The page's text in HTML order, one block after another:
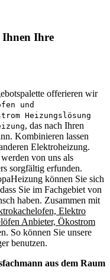
Ihre
offerieren wir
und
Heizungslösung
, das nach Ihren
Kombinieren lassen
Elektroheizung.
von uns als
sorgfältig erfunden.
können Sie sich
Sie im Fachgebiet von
haben. Zusammen mit
Elektro
Anbieter, Ökostrom
So können Sie unsere
benutzen.
aus dem Raum